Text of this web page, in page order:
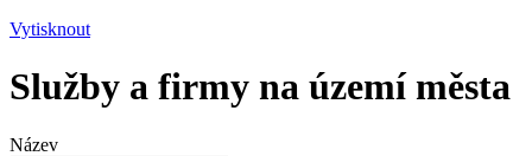
Vytisknout
Služby a firmy na území města
Název